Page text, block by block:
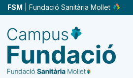
Vés
al
contingut
FSM | Fundació Sanitària Mollet